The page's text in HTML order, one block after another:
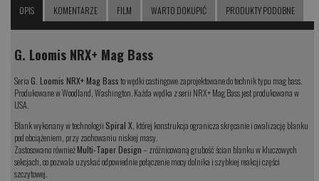
OPIS KOMENTARZE FILM WARTO DOKUPIĆ PRODUKTY PODOBNE
G. Loomis NRX+ Mag Bass
SeriaG. Loomis NRX+ Mag Bassto wędki castingowe zaprojektowane do technik typu mag bass.
Produkowane w Woodland, Washington. Każda wędka z serii NRX+ Mag Bass jest produkowana w
USA.
Blank wykonany w technologii Spiral X, której konstrukcja ogranicza skręcanie i owalizację blanku
pod obciążeniem, przy zachowaniu niskiej masy.
Zastosowano równieżMulti-Taper Design– zróżnicowaną grubość ścian blanku w kluczowych
sekcjach, co pozwala uzyskać odpowiednie połączenie mocy dolnika i szybkiej reakcji części
szczytowej.